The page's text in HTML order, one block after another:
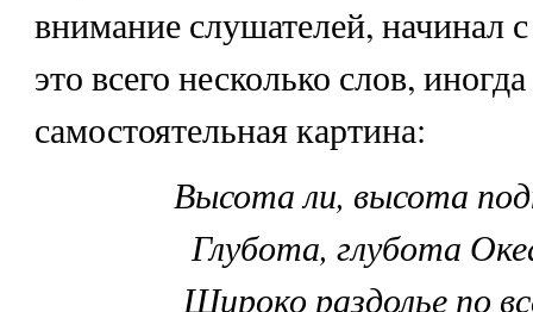
внимание слушателей, начинал
это всего несколько слов,
самостоятельная картина:
Высота ли, высота
Глубота, глубота
Широко раздолье по